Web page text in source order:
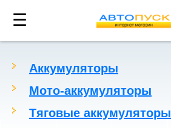
☰
Аккумуляторы
Мото-аккумуляторы
Тяговые аккумуляторы